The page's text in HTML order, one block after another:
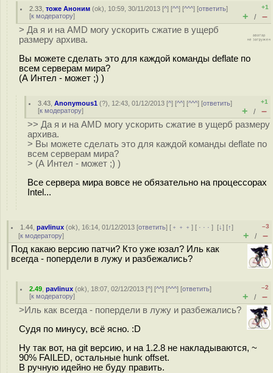
2.33 ,тоже Аноним (ok), 10:59, 30/11/2013 [^] [^^] [^^^] [ответить]
[к модератору]
+1
+ / –
> Да я и на AMD могу ускорить сжатие в ущерб
размеру архива.
Вы можете сделать это для каждой команды deflate по
всем серверам мира?
(А Интел - может ;) )
3.43 ,Anonymous1 (?), 12:43, 01/12/2013 [^] [^^] [^^^] [ответить]
[к модератору]
+1
+ / –
>> Да я и на AMD могу ускорить сжатие в ущерб размеру
архива.
> Вы можете сделать это для каждой команды deflate по
всем серверам мира?
> (А Интел - может ;) )
Все сервера мира вовсе не обязательно на процессорах
Intel...
1.44 ,pavlinux (ok), 16:14, 01/12/2013 [ответить] [ ﹢﹢﹢] [ · · ·][↓] [↑]
[к модератору]
–3
+ / –
Под какаю версию патчи? Кто уже юзал? Иль как
всегда - попердели в лужу и разбежались?
2.49 ,pavlinux (ok), 18:07, 02/12/2013 [^] [^^] [^^^] [ответить]
[к модератору]
–2
+ / –
>Иль как всегда - попердели в лужу и разбежались?
Судя по минусу, всё ясно. :D
Ну так вот, на git версию, и на 1.2.8 не накладываются, ~
90% FAILED, остальные hunk offset.
В ручную идейно не буду править.